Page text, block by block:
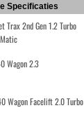
Specificaties
Trax 2nd Gen 1.2 Turbo
Wagon 2.3
Wagon Facelift 2.0 Turbo